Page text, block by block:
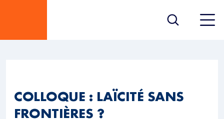
COLLOQUE : LAÏCITÉ SANS
FRONTIÈRES ?